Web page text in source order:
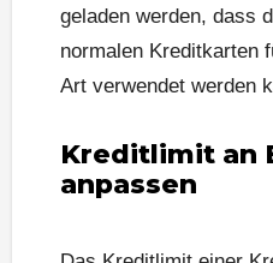
geladen werden, dass
normalen Kreditkarten
Art verwendet werden
Kreditlimit an
anpassen